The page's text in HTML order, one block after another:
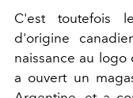
C'est toutefois
d'origine
naissance au
a ouvert un